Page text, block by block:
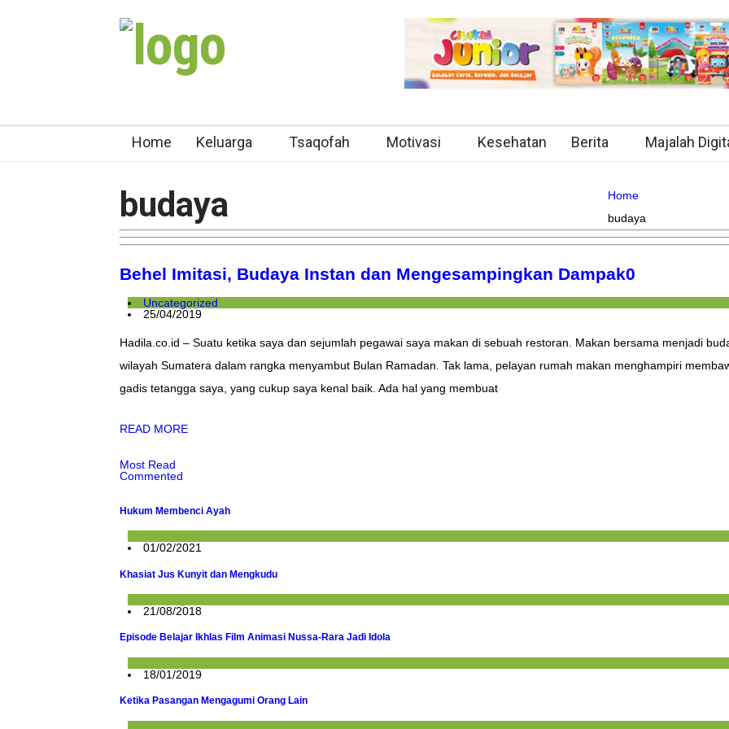
Home Keluarga Tsaqofah Motivasi Kesehatan Berita Majalah
budaya
Home
budaya
Behel Imitasi, Budaya Instan dan Mengesampingkan Dampak0
Uncategorized
25/04/2019
Hadila.co.id – Suatu ketika saya dan sejumlah pegawai saya makan di sebuah restoran. Makan bersama menjadi
wilayah Sumatera dalam rangka menyambut Bulan Ramadan. Tak lama, pelayan rumah makan menghampiri
gadis tetangga saya, yang cukup saya kenal baik. Ada hal yang membuat
READ MORE
Most Read
Commented
Hukum Membenci Ayah
01/02/2021
Khasiat Jus Kunyit dan Mengkudu
21/08/2018
Episode Belajar Ikhlas Film Animasi Nussa-Rara Jadi Idola
18/01/2019
Ketika Pasangan Mengagumi Orang Lain